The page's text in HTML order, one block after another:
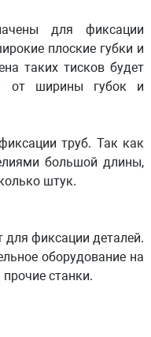
для фиксации
плоские губки и
таких тисков будет
от ширины губок и
труб. Так как
большой длины,
штук.
для фиксации деталей.
оборудование на
станки.